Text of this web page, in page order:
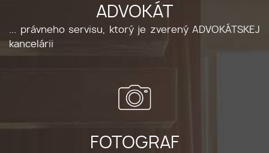
ADVOKÁT
... právneho servisu, ktorý je zverený ADVOKÁTSKEJ
kancelárii
FOTOGRAF